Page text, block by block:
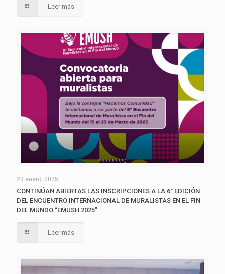
Leer más
23 enero, 2025
CONTINÚAN ABIERTAS LAS INSCRIPCIONES A LA 6° EDICIÓN
DEL ENCUENTRO INTERNACIONAL DE MURALISTAS EN EL FIN
DEL MUNDO “EMUSH 2025”
Leer más